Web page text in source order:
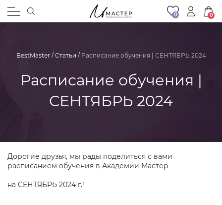
0 0
BestMaster / Статьи / Расписание обучения | СЕНТЯБРЬ 2024
Расписание обучения |
СЕНТЯБРЬ 2024
Дорогие друзья, мы рады поделиться с вами
расписанием обучения в Академии Мастер
на СЕНТЯБРЬ 2024 г.!